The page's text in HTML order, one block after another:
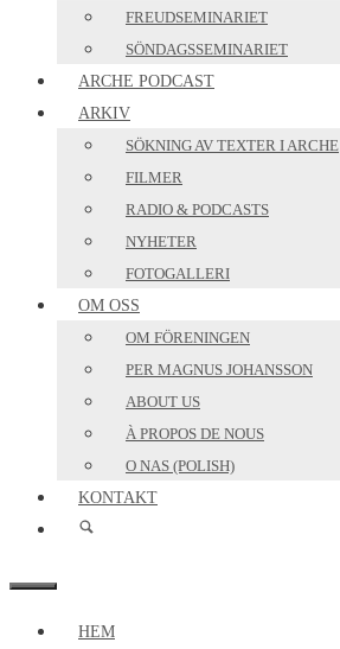
FREUDSEMINARIET
SÖNDAGSSEMINARIET
ARCHE PODCAST
ARKIV
SÖKNING AV TEXTER I ARCHE
FILMER
RADIO & PODCASTS
NYHETER
FOTOGALLERI
OM OSS
OM FÖRENINGEN
PER MAGNUS JOHANSSON
ABOUT US
À PROPOS DE NOUS
O NAS (POLISH)
KONTAKT
MENY
HEM